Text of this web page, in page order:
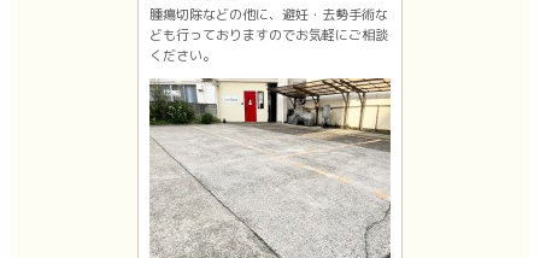
腫瘍切除などの他に、避妊・去勢手術な
ども行っておりますのでお気軽にご相談
ください。